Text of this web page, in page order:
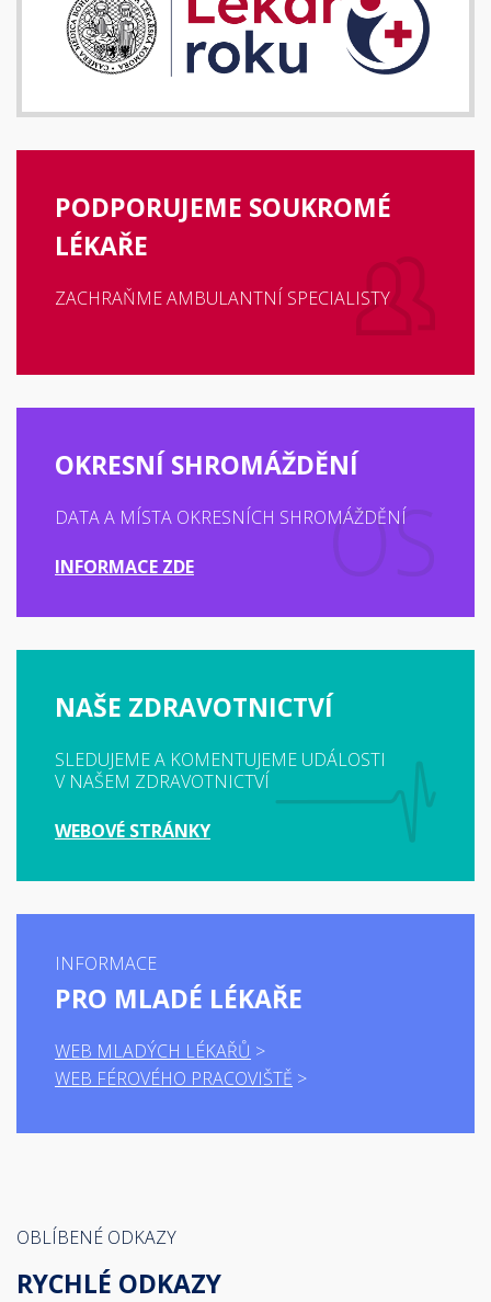
PODPORUJEME SOUKROMÉ
LÉKAŘE
ZACHRAŇME AMBULANTNÍ SPECIALISTY
OKRESNÍ SHROMÁŽDĚNÍ
DATA A MÍSTA OKRESNÍCH SHROMÁŽDĚNÍ
INFORMACE ZDE
NAŠE ZDRAVOTNICTVÍ
SLEDUJEME A KOMENTUJEME UDÁLOSTI
V NAŠEM ZDRAVOTNICTVÍ
WEBOVÉ STRÁNKY
INFORMACE
PRO MLADÉ LÉKAŘE
WEB MLADÝCH LÉKAŘŮ
WEB FÉROVÉHO PRACOVIŠTĚ
OBLÍBENÉ ODKAZY
RYCHLÉ ODKAZY